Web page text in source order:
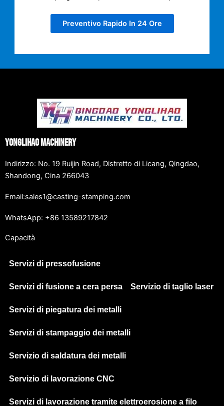
Preventivo Rapido In 24 Ore
Yonglihao Machinery
Indirizzo: No. 19 Ruijin Road, Distretto di Licang, Qingdao,
Shandong, Cina 266043
Email:sales1@casting-stamping.com
WhatsApp: +86 13589217842
Capacità
Servizi di pressofusione
Servizi di fusione a cera persa Servizio di taglio laser
Servizi di piegatura dei metalli
Servizi di stampaggio dei metalli
Servizio di saldatura dei metalli
Servizio di lavorazione CNC
Servizi di lavorazione tramite elettroerosione a filo